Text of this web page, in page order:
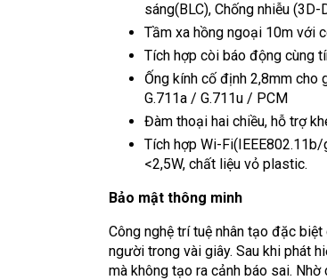
sáng(BLC), Chống nhiễu (3D-
Tầm xa hồng ngoại 10m với
Tích hợp còi báo động cùng
Ống kính cố định 2,8mm cho
G.711a / G.711u / PCM
Đàm thoại hai chiều, hỗ trợ
Tích hợp Wi-
<2,5W, chất liệu vỏ plastic.
Bảo mật thông minh
Công nghệ trí tuệ nhân tạo đặc
người trong vài giây. Sau khi phát
mà không tạo ra cảnh báo sai.